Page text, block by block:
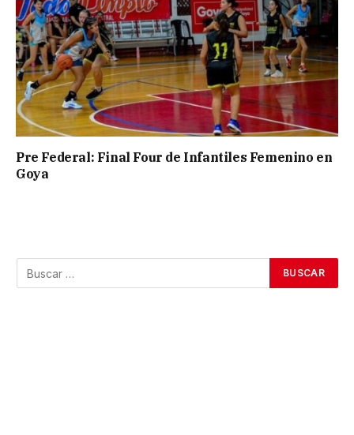
Pre Federal: Final Four de Infantiles Femenino en
Goya